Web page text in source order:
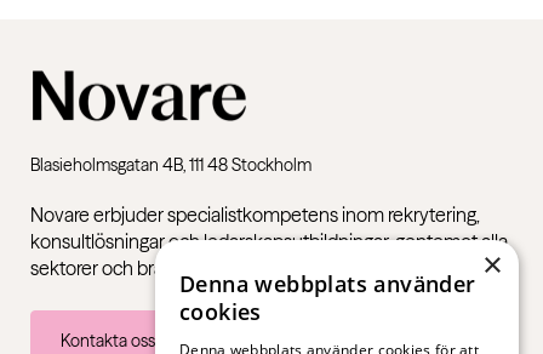
Blasieholmsgatan 4B, 111 48 Stockholm
Novare erbjuder specialistkompetens inom rekrytering,
konsultlösningar och ledarskapsutbildningar, gentemot alla
sektorer och branscher – från första jobb till chefsnivå.
Kontakta oss
×
Denna webbplats använder
cookies
Denna webbplats använder cookies för att